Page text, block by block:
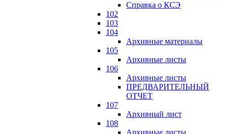
Справка о КСЭ
102
103
104
Архивные материалы
105
Архивные листы
106
Архивные листы
ПРЕДВАРИТЕЛЬНЫЙ
ОТЧЕТ
107
Архивный лист
108
Архивные листы